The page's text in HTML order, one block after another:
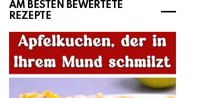
AM BESTEN BEWERTETE
REZEPTE